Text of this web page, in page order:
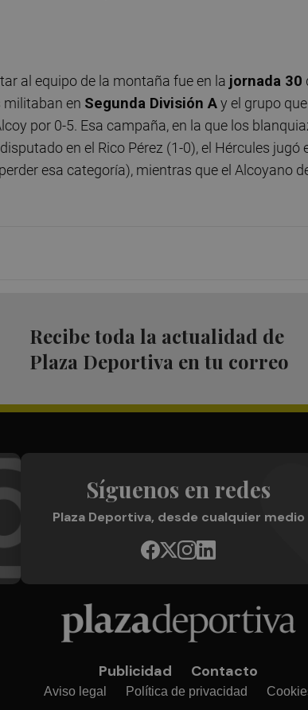
al equipo de la montaña fue en la jornada 30
militaban en Segunda División Ay el grupo que
por 0-5. Esa campaña, en la que los
en el Rico Pérez (1-0), el Hércules jugó
esa categoría), mientras que el Alcoyano
Recibe toda la actualidad de
Plaza Deportiva en tu correo
Síguenos en redes
Plaza Deportiva, desde cualquier medio
Publicidad Contacto
Aviso legal Política de privacidad